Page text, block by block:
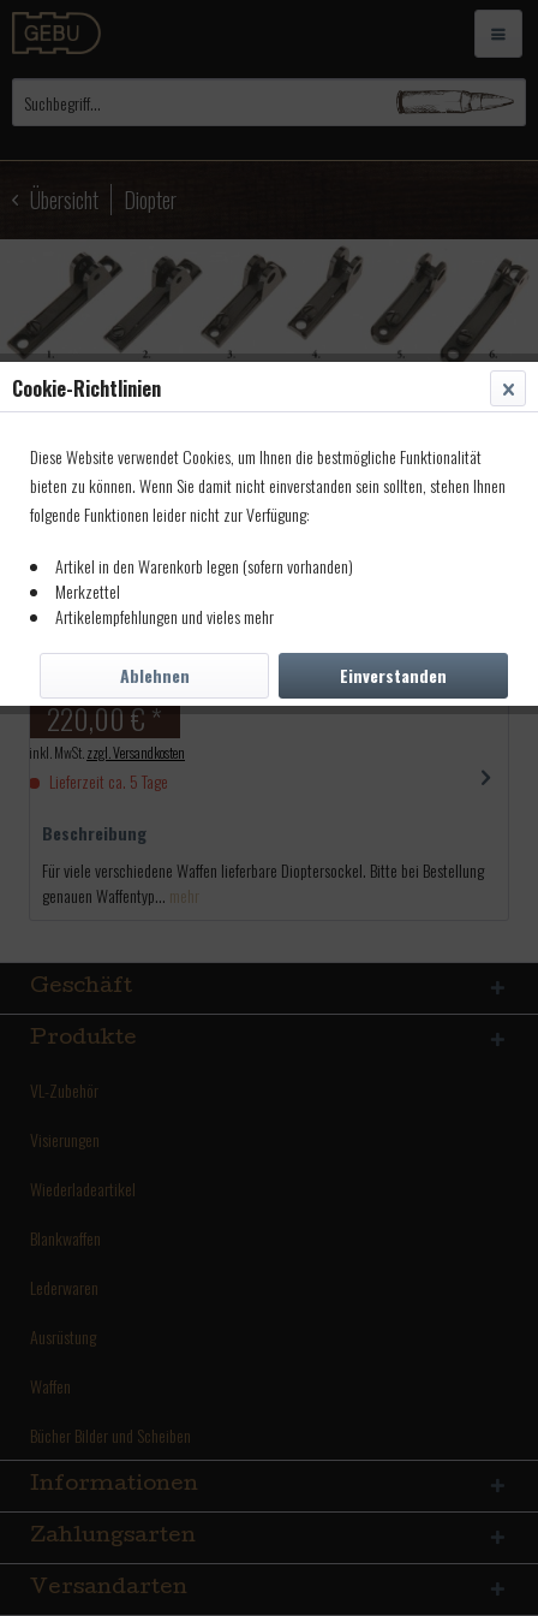
Übersicht Diopter
MVA Extra Dioptersockel
4000340
220,00 € *
inkl. MwSt.zzgl. Versandkosten
Lieferzeit ca. 5 Tage
Beschreibung
Für viele verschiedene Waffen lieferbare Dioptersockel. Bitte bei Bestellung
genauen Waffentyp... mehr
Geschäft
Produkte
VL-Zubehör
Visierungen
Wiederladeartikel
Blankwaffen
Lederwaren
Ausrüstung
Waffen
Bücher Bilder und Scheiben
Informationen
Zahlungsarten
Versandarten
Cookie-Richtlinien
Diese Website verwendet Cookies, um Ihnen die bestmögliche Funktionalität
bieten zu können. Wenn Sie damit nicht einverstanden sein sollten, stehen Ihnen
folgende Funktionen leider nicht zur Verfügung:
Artikel in den Warenkorb legen (sofern vorhanden)
Merkzettel
Artikelempfehlungen und vieles mehr
Einverstanden
Ablehnen